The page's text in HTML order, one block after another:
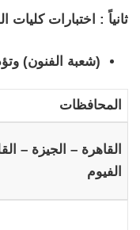
ثانياً : اختبارات
(شعبة الفنون)
المحافظات
القاهرة – الجيزة –
الفيوم